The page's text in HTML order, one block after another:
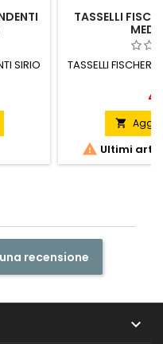
SIRIO
TASSELLI
TASSELLI

 Ultimi
recensione
